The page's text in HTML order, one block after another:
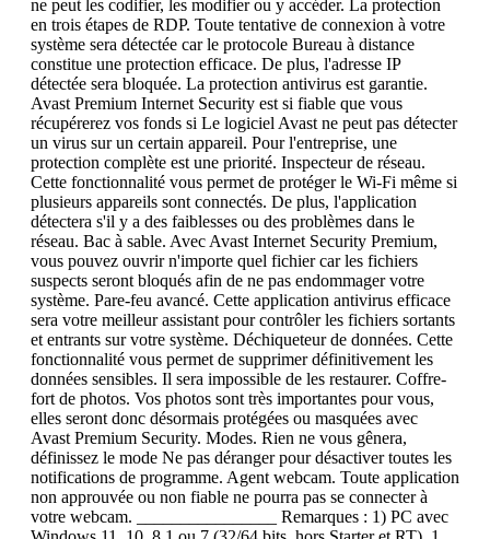
ne peut les codifier, les modifier ou y accéder. La protection
en trois étapes de RDP. Toute tentative de connexion à votre
système sera détectée car le protocole Bureau à distance
constitue une protection efficace. De plus, l'adresse IP
détectée sera bloquée. La protection antivirus est garantie.
Avast Premium Internet Security est si fiable que vous
récupérerez vos fonds si Le logiciel Avast ne peut pas détecter
un virus sur un certain appareil. Pour l'entreprise, une
protection complète est une priorité. Inspecteur de réseau.
Cette fonctionnalité vous permet de protéger le Wi-Fi même si
plusieurs appareils sont connectés. De plus, l'application
détectera s'il y a des faiblesses ou des problèmes dans le
réseau. Bac à sable. Avec Avast Internet Security Premium,
vous pouvez ouvrir n'importe quel fichier car les fichiers
suspects seront bloqués afin de ne pas endommager votre
système. Pare-feu avancé. Cette application antivirus efficace
sera votre meilleur assistant pour contrôler les fichiers sortants
et entrants sur votre système. Déchiqueteur de données. Cette
fonctionnalité vous permet de supprimer définitivement les
données sensibles. Il sera impossible de les restaurer. Coffre-
fort de photos. Vos photos sont très importantes pour vous,
elles seront donc désormais protégées ou masquées avec
Avast Premium Security. Modes. Rien ne vous gênera,
définissez le mode Ne pas déranger pour désactiver toutes les
notifications de programme. Agent webcam. Toute application
non approuvée ou non fiable ne pourra pas se connecter à
votre webcam. ________________ Remarques : 1) PC avec